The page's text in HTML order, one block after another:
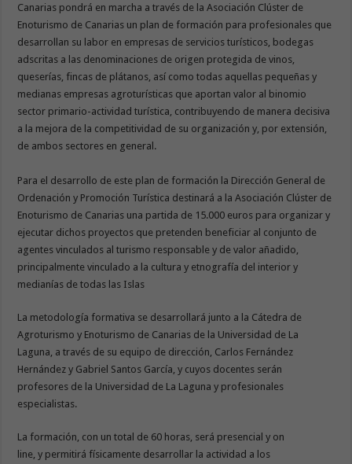
Canarias pondrá en marcha a través de la Asociación Clúster de
Enoturismo de Canarias un plan de formación para profesionales que
desarrollan su labor en empresas de servicios turísticos, bodegas
adscritas a las denominaciones de origen protegida de vinos,
queserías, fincas de plátanos, así como todas aquellas pequeñas y
medianas empresas agroturísticas que aportan valor al binomio
sector primario-actividad turística, contribuyendo de manera decisiva
a la mejora de la competitividad de su organización y, por extensión,
de ambos sectores en general.
Para el desarrollo de este plan de formación la Dirección General de
Ordenación y Promoción Turística destinará a la Asociación Clúster de
Enoturismo de Canarias una partida de 15.000 euros para organizar y
ejecutar dichos proyectos que pretenden beneficiar al conjunto de
agentes vinculados al turismo responsable y de valor añadido,
principalmente vinculado a la cultura y etnografía del interior y
medianías de todas las Islas
La metodología formativa se desarrollará junto a la Cátedra de
Agroturismo y Enoturismo de Canarias de la Universidad de La
Laguna, a través de su equipo de dirección, Carlos Fernández
Hernández y Gabriel Santos García, y cuyos docentes serán
profesores de la Universidad de La Laguna y profesionales
especialistas.
La formación, con un total de 60 horas, será presencial y on
line, y permitirá físicamente desarrollar la actividad a los